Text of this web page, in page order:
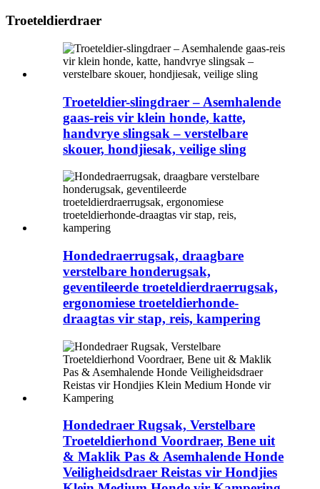
Troeteldierdraer
Troeteldier-slingdraer – Asemhalende
gaas-reis vir klein honde, katte,
handvrye slingsak – verstelbare
skouer, hondjiesak, veilige sling
Hondedraerrugsak, draagbare
verstelbare honderugsak,
geventileerde troeteldierdraerrugsak,
ergonomiese troeteldierhonde-
draagtas vir stap, reis, kampering
Hondedraer Rugsak, Verstelbare
Troeteldierhond Voordraer, Bene uit
& Maklik Pas & Asemhalende Honde
Veiligheidsdraer Reistas vir Hondjies